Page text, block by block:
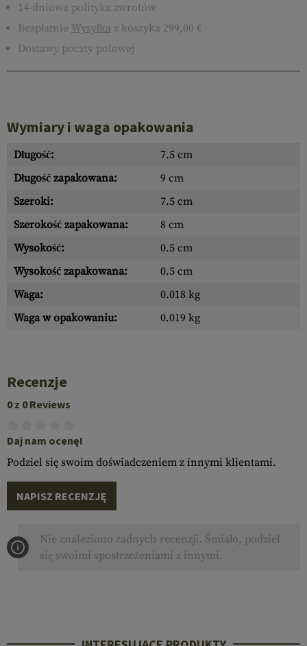
14-dniowa polityka zwrotów
Bezpłatnie Wysyłka z koszyka 299,00 €
Dostawy poczty polowej
Wymiary i waga opakowania
Długość:
7.5 cm
Długość zapakowana:
9 cm
Szeroki:
7.5 cm
Szerokość zapakowana:
8 cm
Wysokość:
0.5 cm
Wysokość zapakowana:
0.5 cm
Waga:
0.018 kg
Waga w opakowaniu:
0.019 kg
Recenzje
0 z 0 Reviews
Daj nam ocenę!
Podziel się swoim doświadczeniem z innymi klientami.
NAPISZ RECENZJĘ
Nie znaleziono żadnych recenzji. Śmiało, podziel
się swoimi spostrzeżeniami z innymi.